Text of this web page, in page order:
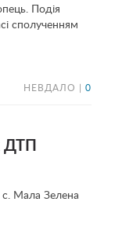
Подія
сполученням
НЕВДАЛО | 0
ДТП
с. Мала Зелена